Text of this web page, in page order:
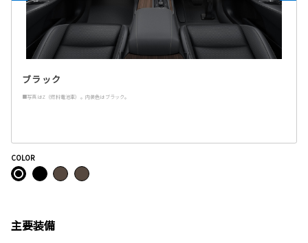
ブラック
■写真はZ（燃料電池車）。内装色はブラック。
COLOR
主要装備